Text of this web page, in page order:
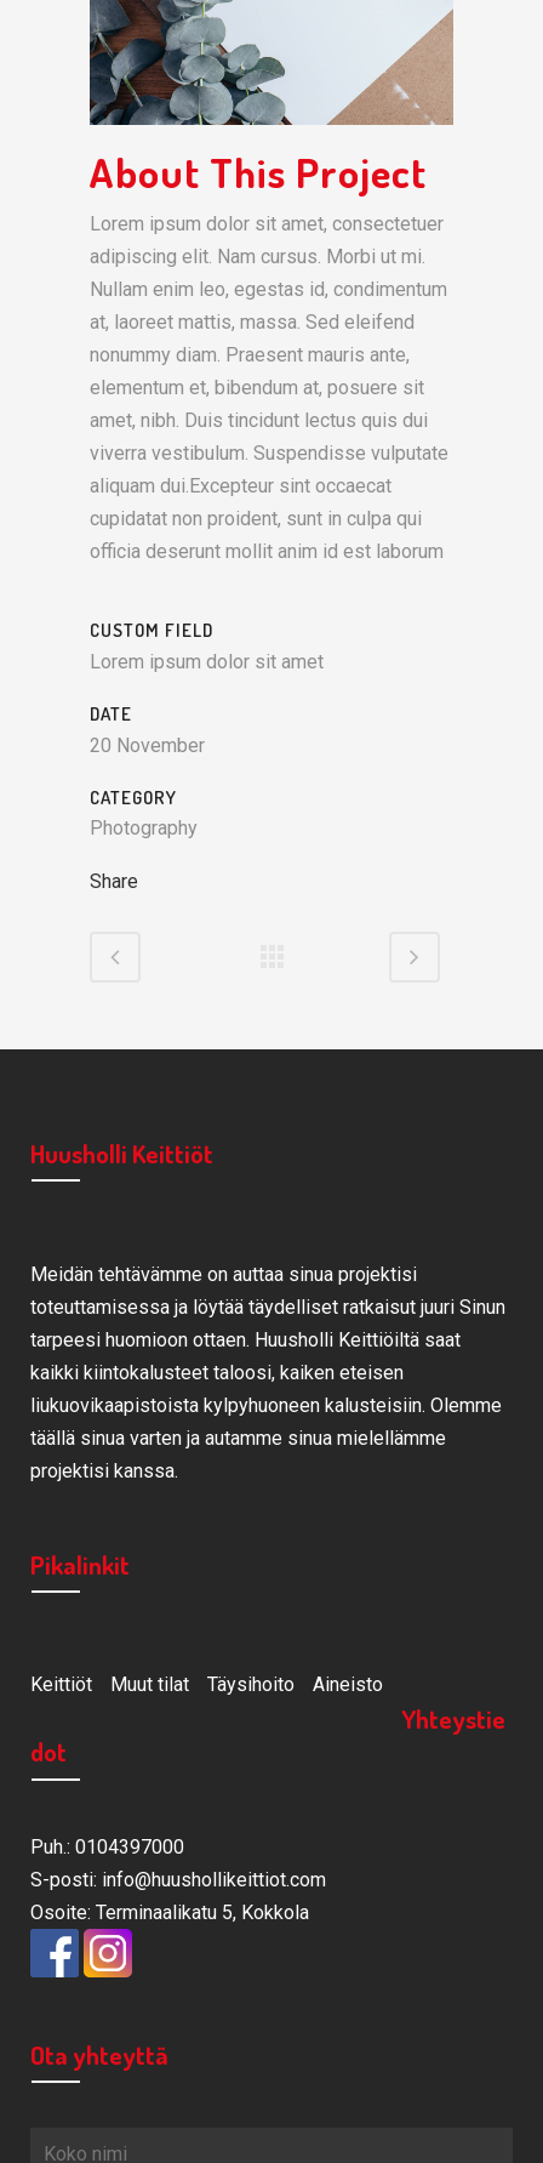
About This Project
Lorem ipsum dolor sit amet, consectetuer
adipiscing elit. Nam cursus. Morbi ut mi.
Nullam enim leo, egestas id, condimentum
at, laoreet mattis, massa. Sed eleifend
nonummy diam. Praesent mauris ante,
elementum et, bibendum at, posuere sit
amet, nibh. Duis tincidunt lectus quis dui
viverra vestibulum. Suspendisse vulputate
aliquam dui.Excepteur sint occaecat
cupidatat non proident, sunt in culpa qui
officia deserunt mollit anim id est laborum
CUSTOM FIELD
Lorem ipsum dolor sit amet
DATE
20 November
CATEGORY
Photography
Share
Huusholli Keittiöt
Meidän tehtävämme on auttaa sinua projektisi
toteuttamisessa ja löytää täydelliset ratkaisut juuri Sinun
tarpeesi huomioon ottaen. Huusholli Keittiöiltä saat
kaikki kiintokalusteet taloosi, kaiken eteisen
liukuovikaapistoista kylpyhuoneen kalusteisiin. Olemme
täällä sinua varten ja autamme sinua mielellämme
projektisi kanssa.
Pikalinkit
Keittiöt Muut tilat Täysihoito Aineisto
Yhteystie
dot
Puh.: 0104397000
S-posti: info@huushollikeittiot.com
Osoite: Terminaalikatu 5, Kokkola
Ota yhteyttä